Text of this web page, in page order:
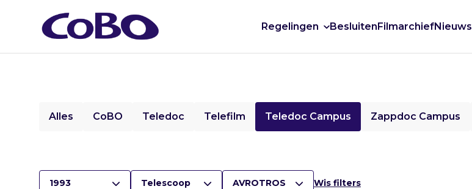
Regelingen BesluitenFilmarchiefNieuws
Alles CoBO Teledoc Telefilm Teledoc Campus Zappdoc Campus
1993 Telescoop AVROTROS Wis filters